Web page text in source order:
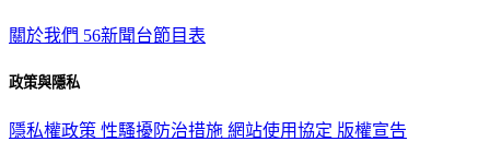
關於我們 56新聞台節目表
政策與隱私
隱私權政策 性騷擾防治措施 網站使用協定 版權宣告